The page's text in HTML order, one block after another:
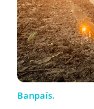
Banpaís.